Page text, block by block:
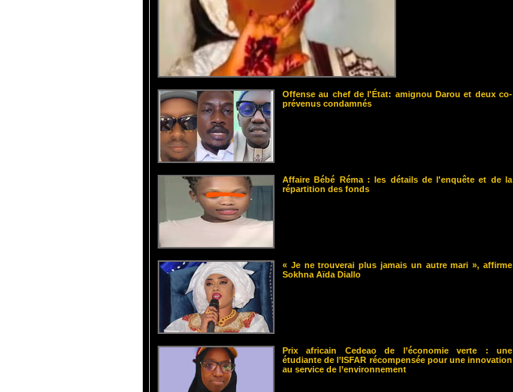
Offense au chef de l'État: amignou Darou et deux co-
prévenus condamnés
Affaire Bébé Réma : les détails de l'enquête et de la
répartition des fonds
« Je ne trouverai plus jamais un autre mari », affirme
Sokhna Aïda Diallo
Prix africain Cedeao de l’économie verte : une
étudiante de l’ISFAR récompensée pour une innovation
au service de l’environnement